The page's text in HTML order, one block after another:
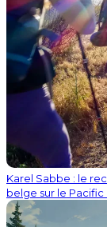
Karel Sabbe : le
belge sur le Pacific